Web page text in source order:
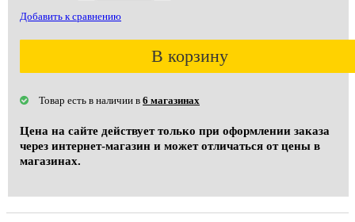
Добавить к сравнению
В корзину
Товар есть в наличии в 6 магазинах
Цена на сайте действует только при оформлении заказа
через интернет-магазин и может отличаться от цены в
магазинах.